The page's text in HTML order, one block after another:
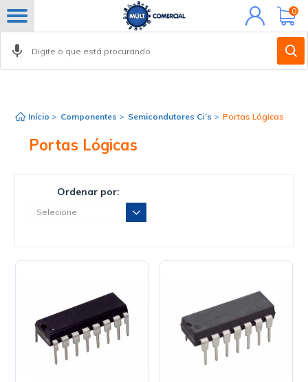
Minha
conta
0
Início > Componentes > Semicondutores Ci´s > Portas Lógicas
Portas Lógicas
Ordenar por: